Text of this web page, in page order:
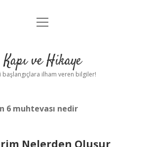
Anasayfa
Yasal Uyarı
menüyü
Kapı ve Hikaye
başlangıçlara ilham veren bilgiler!
6 muhtevası nedir
Nelerden Oluşur